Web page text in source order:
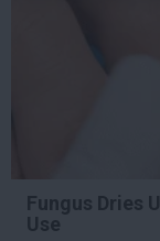
Fungus Dries
Use